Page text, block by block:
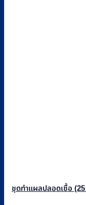
ชุดทำแผลปลอดเชื้อ